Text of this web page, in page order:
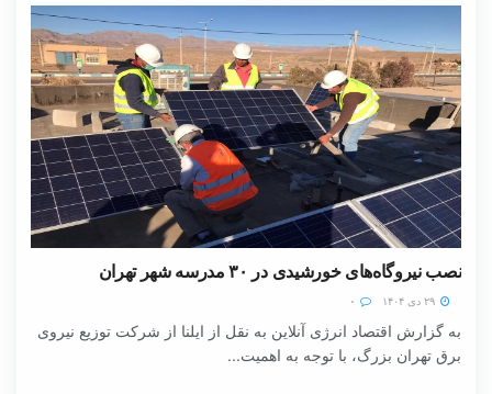
نصب نیروگاه‌های خورشیدی در ۳۰ مدرسه شهر تهران
به گزارش اقتصاد انرژی آنلاین به نقل از ایلنا از شرکت توزیع نیروی
برق تهران بزرگ، با توجه به اهمیت...